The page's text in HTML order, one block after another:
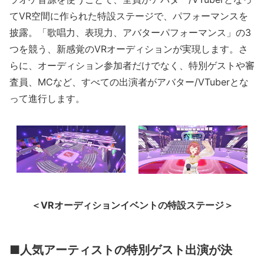
てVR空間に作られた特設ステージで、パフォーマンスを
披露。「歌唱力、表現力、アバターパフォーマンス」の3
つを競う、新感覚のVRオーディションが実現します。さ
らに、オーディション参加者だけでなく、特別ゲストや審
査員、MCなど、すべての出演者がアバター/VTuberとな
って進行します。
＜VRオーディションイベントの特設ステージ＞
■人気アーティストの特別ゲスト出演が決